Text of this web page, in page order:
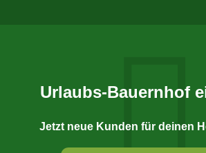
Urlaubs-Bauernhof
Jetzt neue Kunden für deinen